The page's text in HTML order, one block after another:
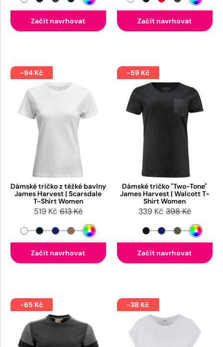
Začít navrhovat Začít navrhovat
-94 Kč
Dámské tričko z těžké bavlny
James Harvest | Scarsdale
T-Shirt Women
519 Kč 613 Kč
Začít navrhovat
-59 Kč
Dámské tričko "Two-Tone"
James Harvest | Walcott T-
Shirt Women
339 Kč 398 Kč
Začít navrhovat
-65 Kč -38 Kč